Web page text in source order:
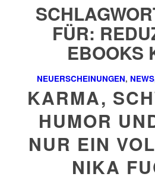
FÜR:
EBOOKS
NEUERSCHEINUNGEN, NEWS
KARMA,
HUMOR
NUR EIN
NIKA